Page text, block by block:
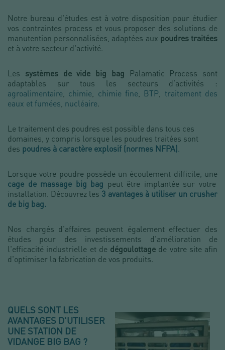
Notre bureau d'études est à votre disposition pour étudier
vos contraintes process et vous proposer des solutions de
manutention personnalisées, adaptées aux poudres traitées
et à votre secteur d'activité.
Les systèmes de vide big bag Palamatic Process sont
adaptables sur tous les secteurs d’activités :
agroalimentaire chimie chimie fine BTP
traitement des
eaux et fumées nucléaire.
Le traitement des poudres est possible dans tous ces
domaines, y compris lorsque les poudres traitées sont
des poudres à caractère explosif (normes NFPA).
Lorsque votre poudre possède un écoulement difficile, une
cage de massage big bag peut être implantée sur votre
installation. Découvrez les 3 avantages à utiliser un crusher
de big bag.
Nos chargés d'affaires peuvent également effectuer des
études pour des investissements d'amélioration de
l'efficacité industrielle et de dégoulottage de votre site afin
d'optimiser la fabrication de vos produits.
QUELS SONT LES
AVANTAGES D'UTILISER
UNE STATION DE
VIDANGE BIG BAG ?